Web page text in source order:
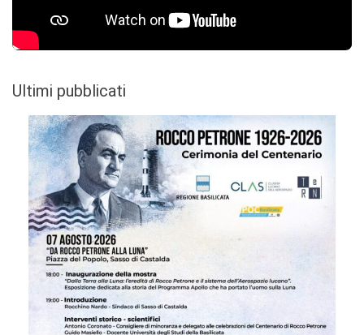
Ultimi pubblicati